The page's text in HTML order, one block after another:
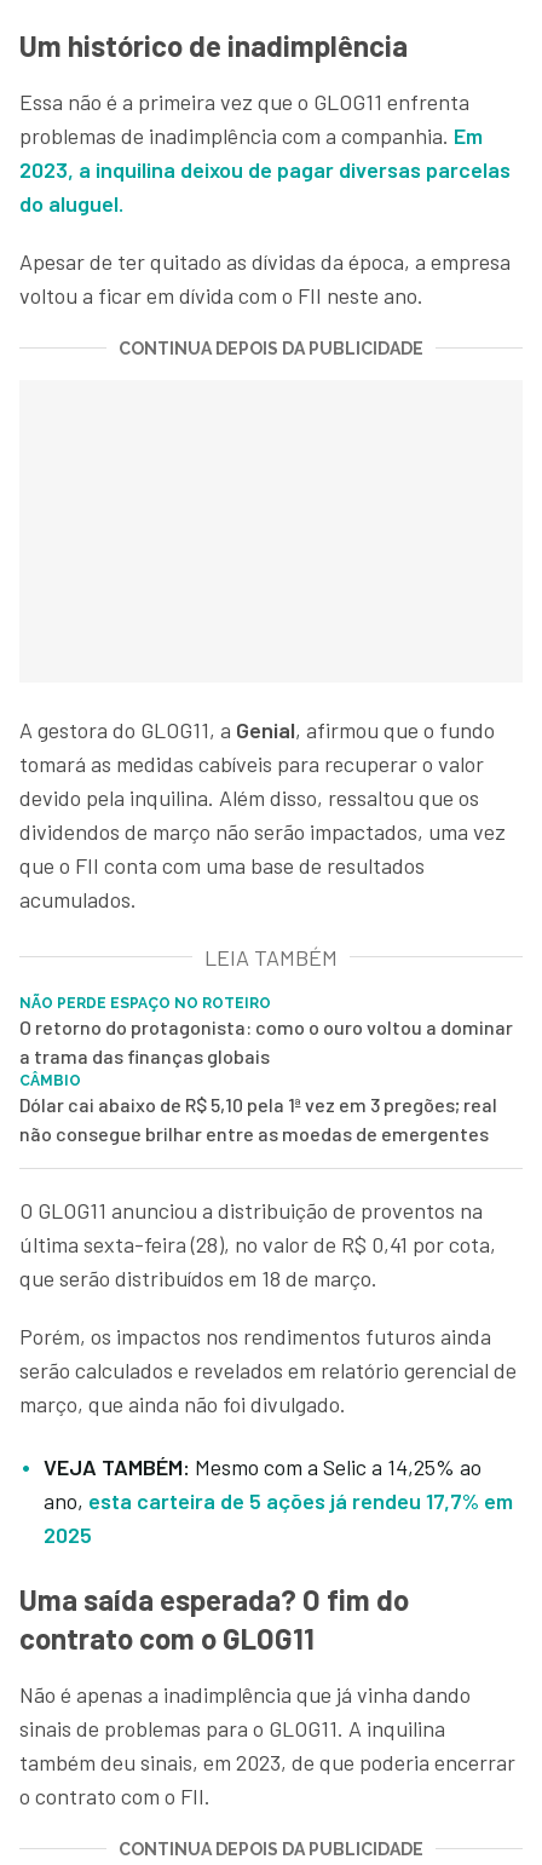
Um histórico de inadimplência
Essa não é a primeira vez que o GLOG11 enfrenta
problemas de inadimplência com a companhia. Em
2023, a inquilina deixou de pagar diversas parcelas
do aluguel.
Apesar de ter quitado as dívidas da época, a empresa
voltou a ficar em dívida com o FII neste ano.
CONTINUA DEPOIS DA PUBLICIDADE
A gestora do GLOG11, a Genial, afirmou que o fundo
tomará as medidas cabíveis para recuperar o valor
devido pela inquilina. Além disso, ressaltou que os
dividendos de março não serão impactados, uma vez
que o FII conta com uma base de resultados
acumulados.
LEIA TAMBÉM
NÃO PERDE ESPAÇO NO ROTEIRO
O retorno do protagonista: como o ouro voltou a dominar
a trama das finanças globais
CÂMBIO
Dólar cai abaixo de R$ 5,10 pela 1ª vez em 3 pregões; real
não consegue brilhar entre as moedas de emergentes
O GLOG11 anunciou a distribuição de proventos na
última sexta-feira (28), no valor de R$ 0,41 por cota,
que serão distribuídos em 18 de março.
Porém, os impactos nos rendimentos futuros ainda
serão calculados e revelados em relatório gerencial de
março, que ainda não foi divulgado.
VEJA TAMBÉM: Mesmo com a Selic a 14,25% ao
ano, esta carteira de 5 ações já rendeu 17,7% em
2025
Uma saída esperada? O fim do
contrato com o GLOG11
Não é apenas a inadimplência que já vinha dando
sinais de problemas para o GLOG11. A inquilina
também deu sinais, em 2023, de que poderia encerrar
o contrato com o FII.
CONTINUA DEPOIS DA PUBLICIDADE